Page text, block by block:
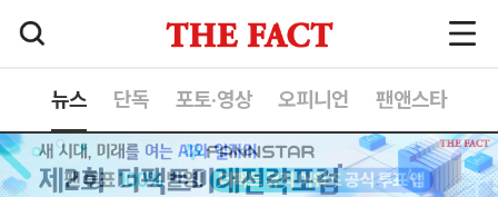
뉴스 단독 포토·영상 오피니언 팬앤스타